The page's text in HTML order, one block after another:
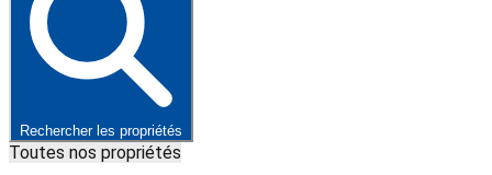
Rechercher les propriétés
Toutes nos propriétés